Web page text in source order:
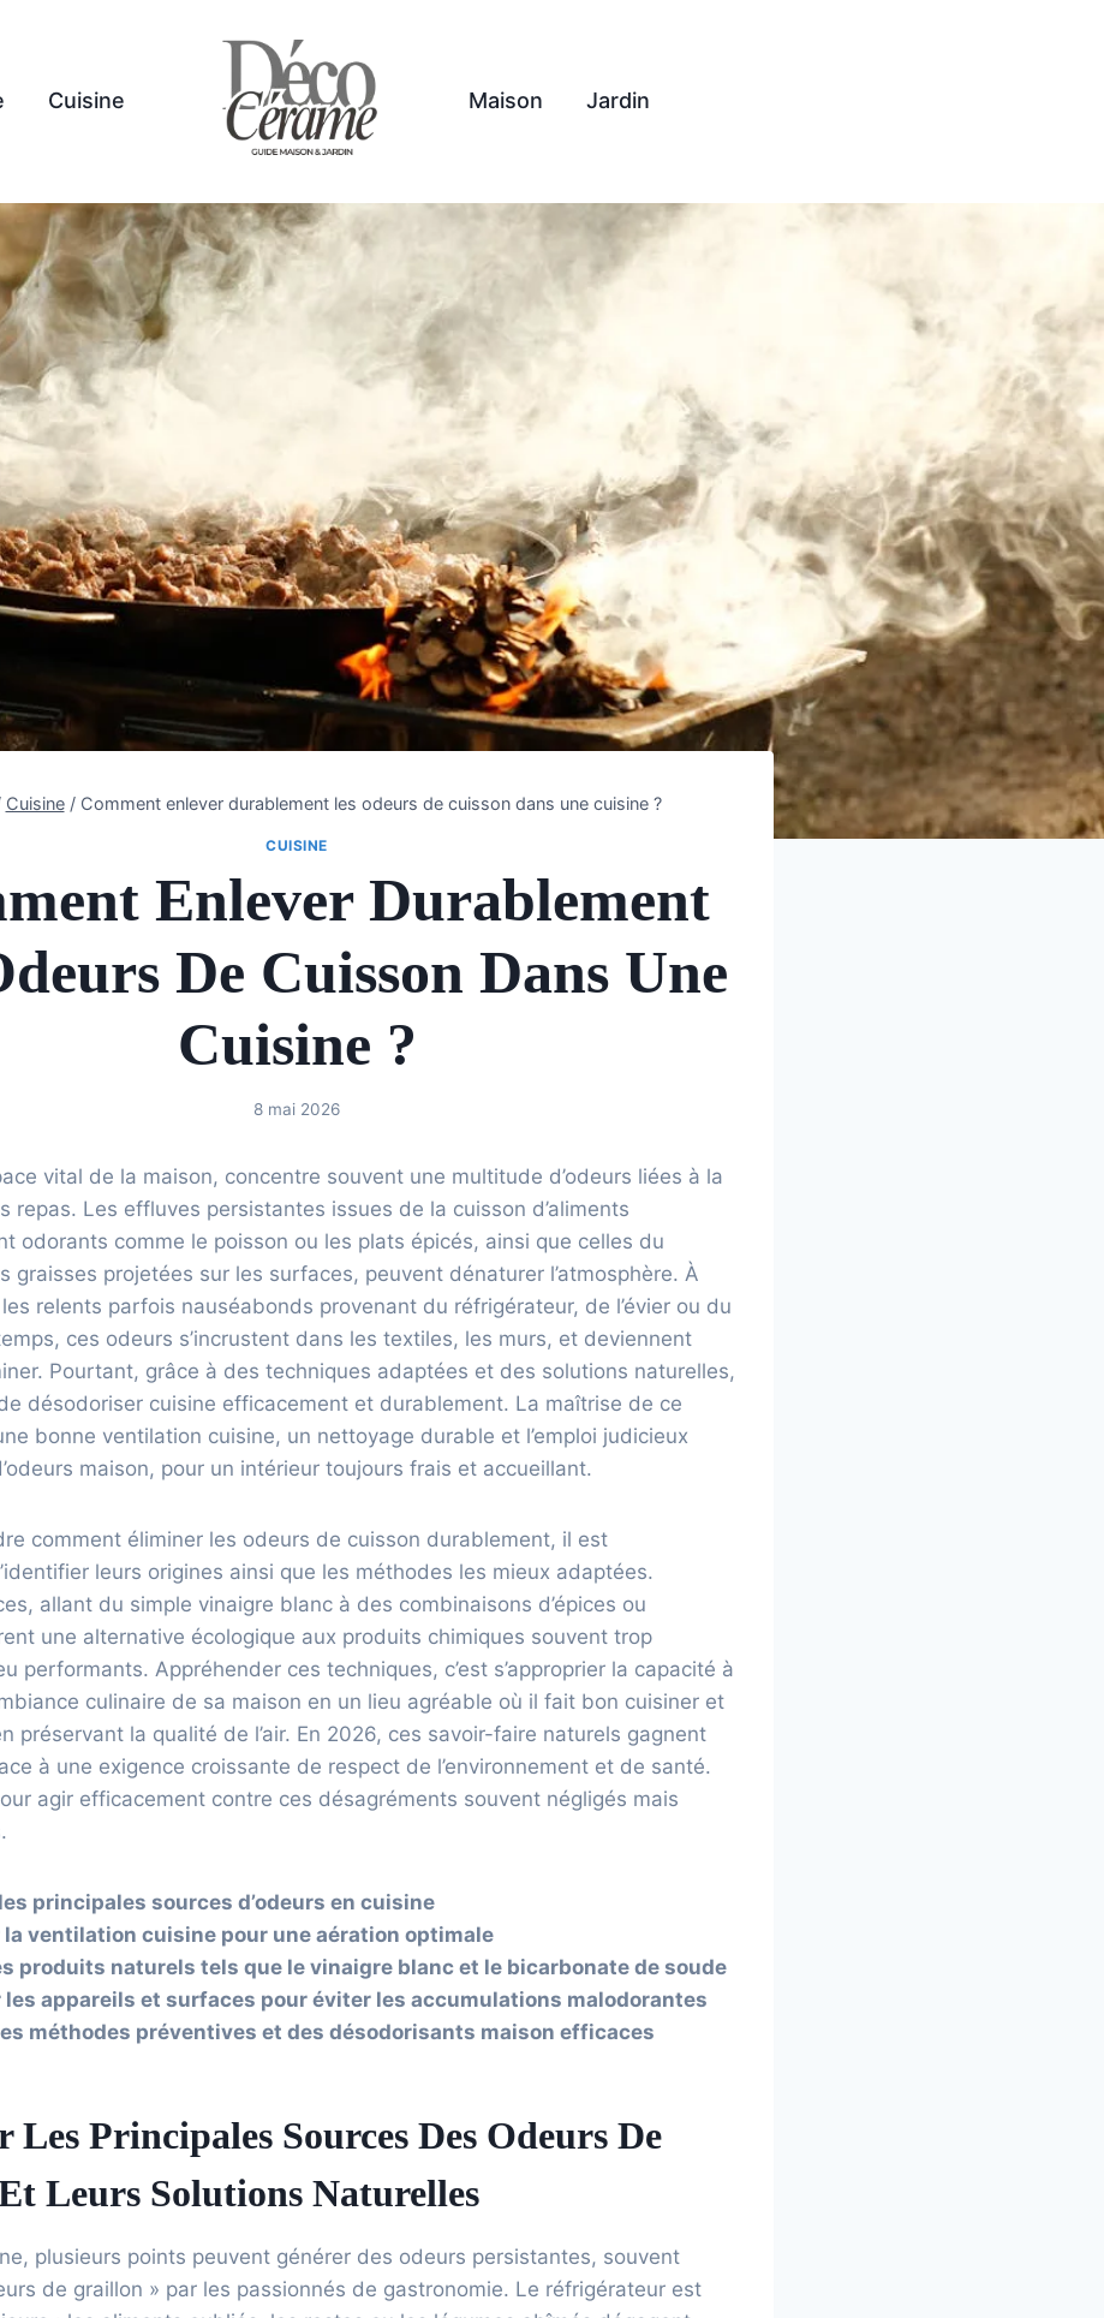
Cuisine Maison Jardin
Cuisine / Comment enlever durablement les odeurs de cuisson dans une cuisine ?
CUISINE
Enlever Durablement
De Cuisson Dans Une
Cuisine ?
8 mai 2026
vital de la maison, concentre souvent une multitude d’odeurs liées à la
repas. Les effluves persistantes issues de la cuisson d’aliments
odorants comme le poisson ou les plats épicés, ainsi que celles du
graisses projetées sur les surfaces, peuvent dénaturer l’atmosphère. À
les relents parfois nauséabonds provenant du réfrigérateur, de l’évier ou du
ces odeurs s’incrustent dans les textiles, les murs, et deviennent
Pourtant, grâce à des techniques adaptées et des solutions naturelles,
désodoriser cuisine efficacement et durablement. La maîtrise de ce
bonne ventilation cuisine, un nettoyage durable et l’emploi judicieux
maison, pour un intérieur toujours frais et accueillant.
comment éliminer les odeurs de cuisson durablement, il est
leurs origines ainsi que les méthodes les mieux adaptées.
allant du simple vinaigre blanc à des combinaisons d’épices ou
une alternative écologique aux produits chimiques souvent trop
performants. Appréhender ces techniques, c’est s’approprier la capacité à
culinaire de sa maison en un lieu agréable où il fait bon cuisiner et
préservant la qualité de l’air. En 2026, ces savoir-faire naturels gagnent
à une exigence croissante de respect de l’environnement et de santé.
agir efficacement contre ces désagréments souvent négligés mais
principales sources d’odeurs en cuisine
ventilation cuisine pour une aération optimale
produits naturels tels que le vinaigre blanc et le bicarbonate de soude
les appareils et surfaces pour éviter les accumulations malodorantes
méthodes préventives et des désodorisants maison efficaces
Principales Sources Des Odeurs De
Leurs Solutions Naturelles
plusieurs points peuvent générer des odeurs persistantes, souvent
de graillon » par les passionnés de gastronomie. Le réfrigérateur est